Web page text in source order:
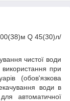
Q 45(30)л/
чистої води
використання при
(обов'язкова
води в
автоматичної